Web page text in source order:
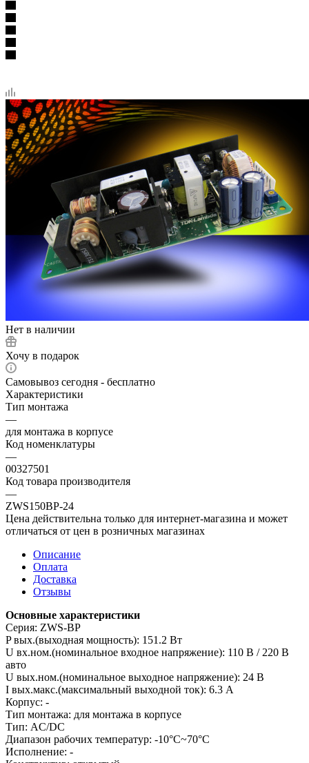
Нет в наличии
Хочу в подарок
Самовывоз сегодня - бесплатно
Характеристики
Тип монтажа
—
для монтажа в корпусе
Код номенклатуры
—
00327501
Код товара производителя
—
ZWS150BP-24
Цена действительна только для интернет-магазина и может
отличаться от цен в розничных магазинах
Описание
Оплата
Доставка
Отзывы
Основные характеристики
Серия: ZWS-BP
P вых.(выходная мощность): 151.2 Вт
U вх.ном.(номинальное входное напряжение): 110 В / 220 В
авто
U вых.ном.(номинальное выходное напряжение): 24 В
I вых.макс.(максимальный выходной ток): 6.3 А
Корпус: -
Тип монтажа: для монтажа в корпусе
Тип: AC/DC
Диапазон рабочих температур: -10°C~70°C
Исполнение: -